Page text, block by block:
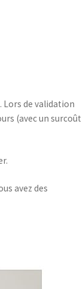
Lors de validation
(avec un surcoût
avez des